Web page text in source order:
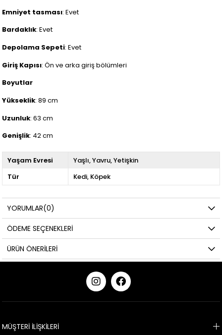
Emniyet tasması: Evet
Bardaklık: Evet
Depolama Sepeti: Evet
Giriş Kapısı: Ön ve arka giriş bölümleri
Boyutlar
Yükseklik: 89 cm
Uzunluk: 63 cm
Genişlik: 42 cm
Yaşam Evresi Yaşlı Yavru Yetişkin
Tür
Kedi Köpek
YORUMLAR(0)
ÖDEME SEÇENEKLERI
ÜRÜN ÖNERILERI
MÜŞTERİ İLİŞKİLERİ